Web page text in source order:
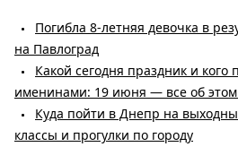
Погибла 8-летняя девочка в
на Павлоград
Какой сегодня праздник и кого
именинами: 19 июня — все об
Куда пойти в Днепр на
классы и прогулки по городу